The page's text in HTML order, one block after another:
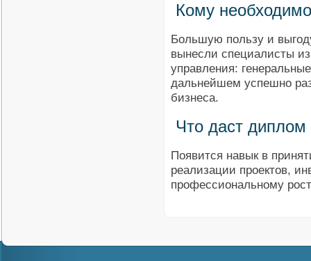
Кому
Большую пользу и
вынесли специалисты
управления:
дальнейшем успешно
бизнеса.
Что даст диплом
Появится навык в
реализации проектов,
профессиональному